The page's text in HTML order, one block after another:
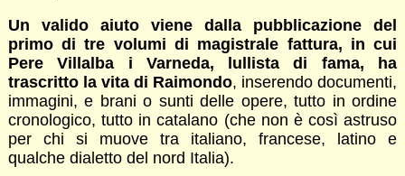
Un valido aiuto viene dalla pubblicazione del
primo di tre volumi di magistrale fattura, in cui
Pere Villalba i Varneda, lullista di fama, ha
trascritto la vita di Raimondo, inserendo documenti,
immagini, e brani o sunti delle opere, tutto in ordine
cronologico, tutto in catalano (che non è così astruso
per chi si muove tra italiano, francese, latino e
qualche dialetto del nord Italia).